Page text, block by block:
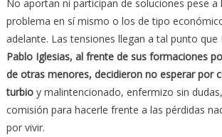
No aportan ni participan de soluciones pese a
problema en sí mismo o los de tipo
adelante. Las tensiones llegan a tal punto que
Pablo Iglesias, al frente de sus formaciones
de otras menores, decidieron no esperar por
turbioy malintencionado, enfermizo sin
comisión para hacerle frente a las pérdidas
por vivir.